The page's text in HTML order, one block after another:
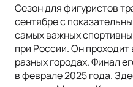
Сезон для фигуристов
сентябре с
самых важных
при России. Он проходит
разных городах. Финал
в феврале 2025 года.